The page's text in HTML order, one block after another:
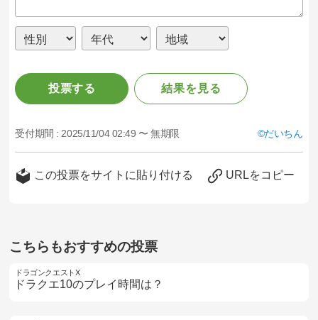
投票する 結果を見る
受付期間 :2025/11/04 02:49 〜 無期限 だいちん
この投票をサイトに貼り付ける URLをコピー
こちらもおすすめの投票
ドラゴンクエストX
ドラクエ10のプレイ時間は？